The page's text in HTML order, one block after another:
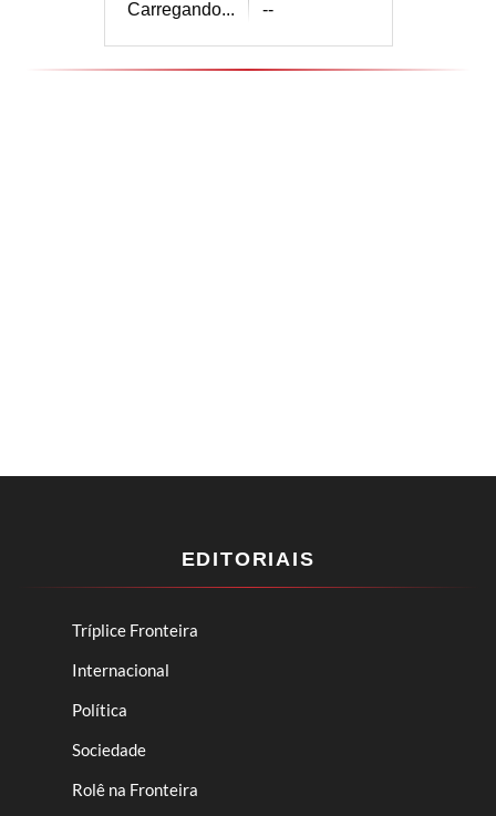
Carregando... --
EDITORIAIS
Tríplice Fronteira
Internacional
Política
Sociedade
Rolê na Fronteira